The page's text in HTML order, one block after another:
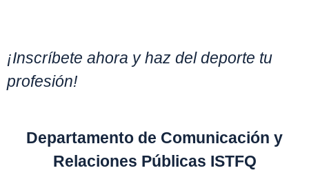
¡Inscríbete ahora y haz del deporte tu
profesión!
Departamento de Comunicación y
Relaciones Públicas ISTFQ